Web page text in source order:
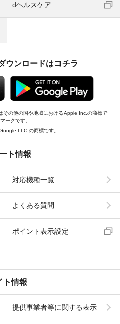
dヘルスケア
ウンロードはコチラ
の他の国や地域におけるApple Inc.の商標で
ークです。
LLC の商標です。
ト情報
対応機種一覧
よくある質問
ポイント表示設定
ト情報
提供事業者等に関する表示